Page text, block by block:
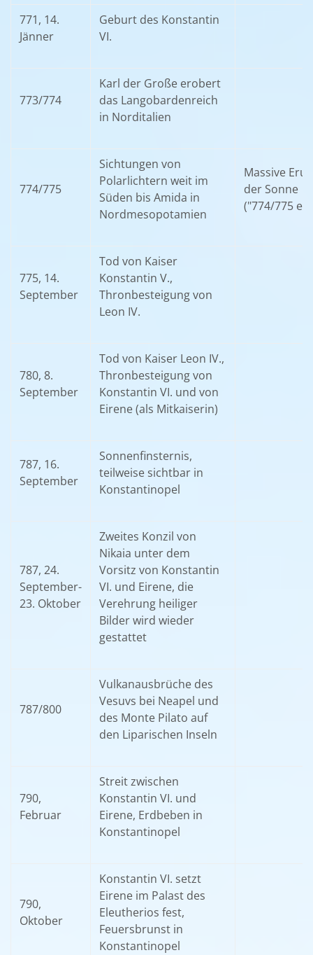
771, 14.
Jänner
Geburt des Konstantin
VI.
773/774
Karl der Große erobert
das Langobardenreich
in Norditalien
774/775
Sichtungen von
Polarlichtern weit im
Süden bis Amida in
Nordmesopotamien
Massive
der Sonne
("774/775
775, 14.
September
Tod von Kaiser
Konstantin V.,
Thronbesteigung von
Leon IV.
780, 8.
September
Tod von Kaiser Leon IV.,
Thronbesteigung von
Konstantin VI. und von
Eirene (als Mitkaiserin)
787, 16.
September
Sonnenfinsternis,
teilweise sichtbar in
Konstantinopel
787, 24.
September-
23. Oktober
Zweites Konzil von
Nikaia unter dem
Vorsitz von Konstantin
VI. und Eirene, die
Verehrung heiliger
Bilder wird wieder
gestattet
787/800
Vulkanausbrüche des
Vesuvs bei Neapel und
des Monte Pilato auf
den Liparischen Inseln
790,
Februar
Streit zwischen
Konstantin VI. und
Eirene, Erdbeben in
Konstantinopel
790,
Oktober
Konstantin VI. setzt
Eirene im Palast des
Eleutherios fest,
Feuersbrunst in
Konstantinopel